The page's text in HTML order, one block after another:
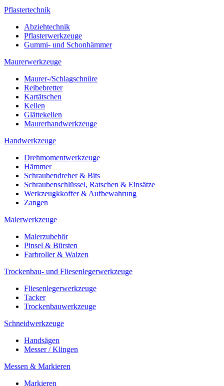
Pflastertechnik
Abziehtechnik
Pflasterwerkzeuge
Gummi- und Schonhämmer
Maurerwerkzeuge
Maurer-/Schlagschnüre
Reibebretter
Kartätschen
Kellen
Glättekellen
Maurerhandwerkzeuge
Handwerkzeuge
Drehmomentwerkzeuge
Hämmer
Schraubendreher & Bits
Schraubenschlüssel, Ratschen & Einsätze
Werkzeugkkoffer & Aufbewahrung
Zangen
Malerwerkzeuge
Malerzubehör
Pinsel & Bürsten
Farbroller & Walzen
Trockenbau- und Fliesenlegerwerkzeuge
Fliesenlegerwerkzeuge
Tacker
Trockenbauwerkzeuge
Schneidwerkzeuge
Handsägen
Messer / Klingen
Messen & Markieren
Markieren